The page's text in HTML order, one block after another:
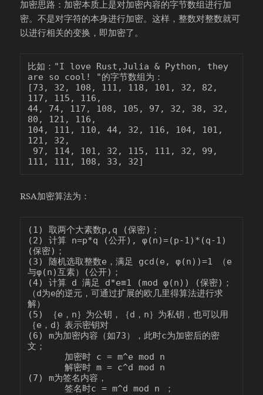
加密思路：加密本质上是对加密内容的字节数组进行加
密。不是对字符的本身进行加密。这样，整数对整数就可
以进行相关的变换，即加密了。
比如："I love Rust,Julia & Python, they
are so cool! "的字节数组为：
[73, 32, 108, 111, 118, 101, 32, 82,
117, 115, 116,
44, 74, 117, 108, 105, 97, 32, 38, 32,
80, 121, 116,
104, 111, 110, 44, 32, 116, 104, 101,
121, 32,
RSA加密算法为：
(1) 取两个大素数p,q (保密)；
(2) 计算 n=p*q (公开), φ(n)=(p-1)*(q-1)
(保密)；
(3) 随机选取整数e，满足 gcd(e, φ(n))=1 （e
与φ(n)互素）(公开)；
(4) 计算 d 满足 d*e≡1 (mod φ(n)) (保密)；
（d为e的逆元，可通过扩展的欧几里得算法进行求
解）
(5) ｛e，n｝为公钥，｛d，n｝为私钥，也可以用
｛e，d｝表示密钥对
(6) m为加密内容（如73），此时c为加密后的密
文；
       解密时 m = c^d mod n
(7) m为签名内容，
       签名时c = m^d mod n ；